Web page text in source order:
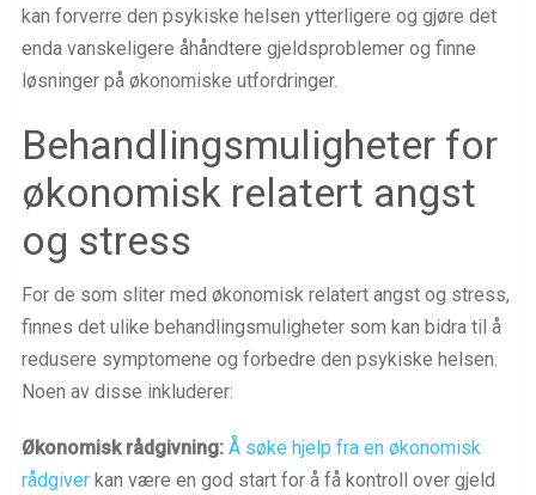
kan forverre den psykiske helsen ytterligere og gjøre det
enda vanskeligere åhåndtere gjeldsproblemer og finne
løsninger på økonomiske utfordringer.
Behandlingsmuligheter for
økonomisk relatert angst
og stress
For de som sliter med økonomisk relatert angst og stress,
finnes det ulike behandlingsmuligheter som kan bidra til å
redusere symptomene og forbedre den psykiske helsen.
Noen av disse inkluderer:
Økonomisk rådgivning: Å søke hjelp fra en økonomisk
rådgiverkan være en god start for å få kontroll over gjeld